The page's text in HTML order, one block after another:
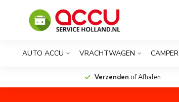
AUTO ACCU VRACHTWAGEN CAMPER
Verzenden of Afhalen